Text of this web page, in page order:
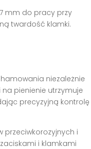
mm do pracy przy
twardość klamki.
niezależnie
pienienie utrzymuje
precyzyjną kontrolę
i
i klamkami